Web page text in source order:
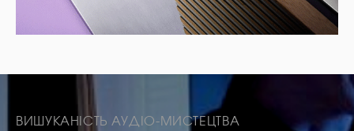
ВИШУКАНІСТЬ АУДІО-МИСТЕЦТВА